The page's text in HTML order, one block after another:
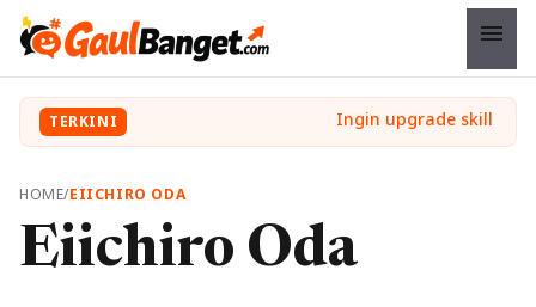
menu
TERKINI
HOME/EIICHIRO ODA
Eiichiro Oda